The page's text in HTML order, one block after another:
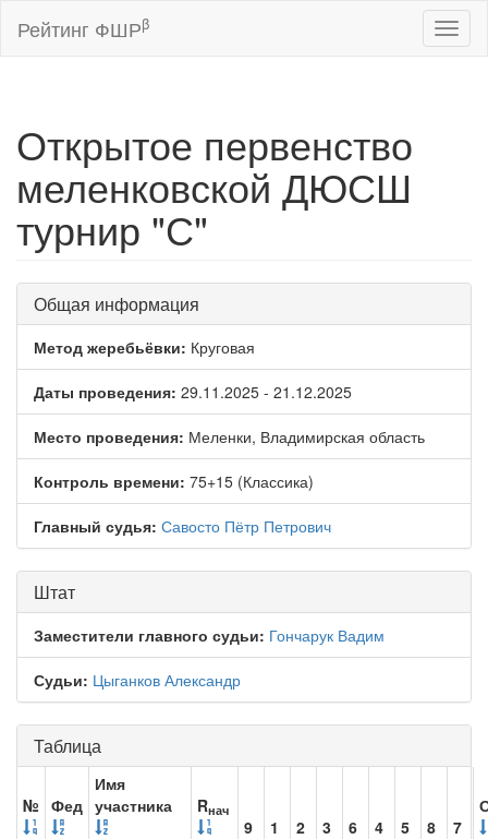
Рейтинг ФШРβ
Открытое первенство
меленковской ДЮСШ
турнир "С"
Общая информация
Метод жеребьёвки: Круговая
Даты проведения: 29.11.2025 - 21.12.2025
Место проведения: Меленки, Владимирская область
Контроль времени: 75+15 (Классика)
Главный судья: Савосто Пётр Петрович
Штат
Заместители главного судьи: Гончарук Вадим
Судьи: Цыганков Александр
Таблица
№ Фед
Имя
участника
Rнач
9 1 2 3 6 4 5 8 7